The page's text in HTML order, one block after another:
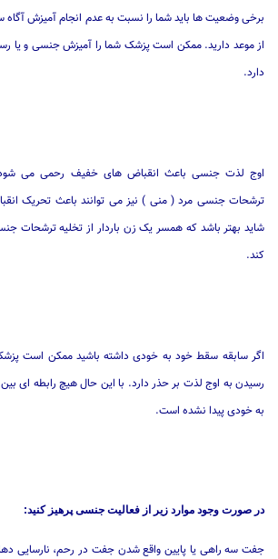
برخی وضعیت ها باید شما را نسبت به عدم انجام آمیزش آگاه
از موعد دارید. ممکن است پزشک شما را آمیزش جنسی و یا
دارد.
اوج لذت جنسی باعث انقباض های خفیف رحمی می
ترشحات جنسی مرد ( منی ) نیز می توانند باعث تحریک
شاید بهتر باشد که همسر یک زن باردار از تخلیه ترشحات
کند.
اگر سابقه سقط خود به خودی داشته باشید ممکن است
رسیدن به اوج لذت بر حذر دارد. با این حال هیچ رابطه ای
به خودی پیدا نشده است.
در صورت وجود موارد زیر از فعالیت جنسی پرهیز کنید:
جفت سه راهی یا پایین واقع شدن جفت در رحم، نارسایی